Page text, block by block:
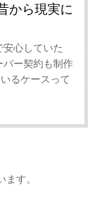
から現実に
安心していた
バー契約も制作
るケースって
す。